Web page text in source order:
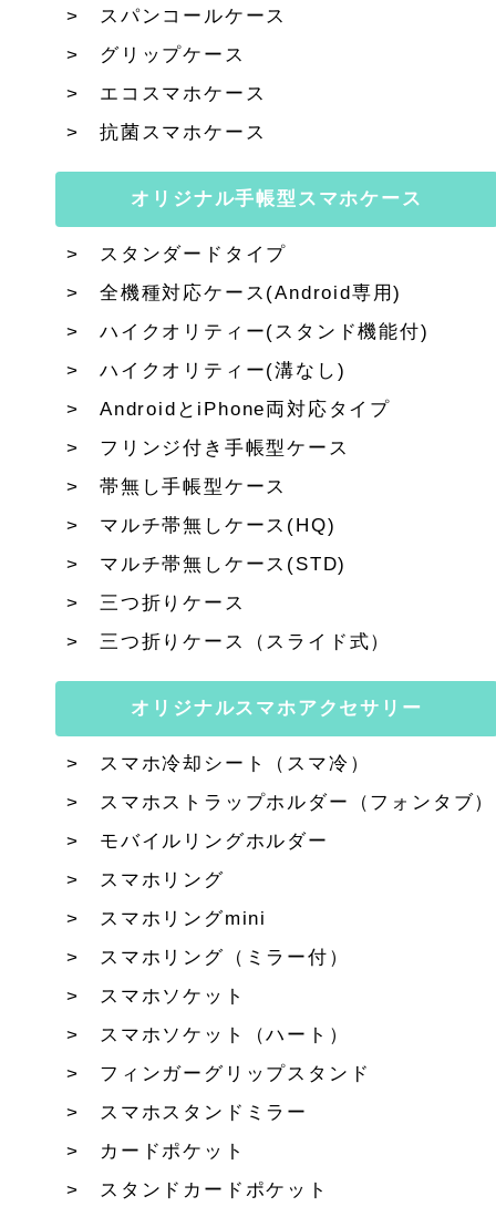
スパンコールケース
グリップケース
エコスマホケース
抗菌スマホケース
オリジナル手帳型スマホケース
スタンダードタイプ
全機種対応ケース(Android専用)
ハイクオリティー(スタンド機能付)
ハイクオリティー(溝なし)
AndroidとiPhone両対応タイプ
フリンジ付き手帳型ケース
帯無し手帳型ケース
マルチ帯無しケース(HQ)
マルチ帯無しケース(STD)
三つ折りケース
三つ折りケース（スライド式）
オリジナルスマホアクセサリー
スマホ冷却シート（スマ冷）
スマホストラップホルダー（フォンタブ）
モバイルリングホルダー
スマホリング
スマホリングmini
スマホリング（ミラー付）
スマホソケット
スマホソケット（ハート）
フィンガーグリップスタンド
スマホスタンドミラー
カードポケット
スタンドカードポケット